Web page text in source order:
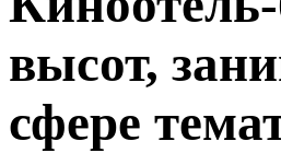
высот,
сфере